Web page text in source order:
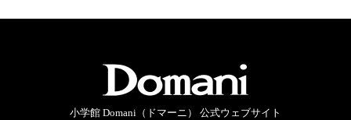
小学館 Domani（ドマーニ） 公式ウェブサイト